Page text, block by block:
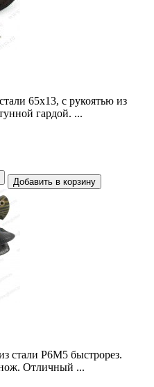
65х13, с рукоятью из
гардой. ...
стали Р6М5 быстрорез.
Отличный ...